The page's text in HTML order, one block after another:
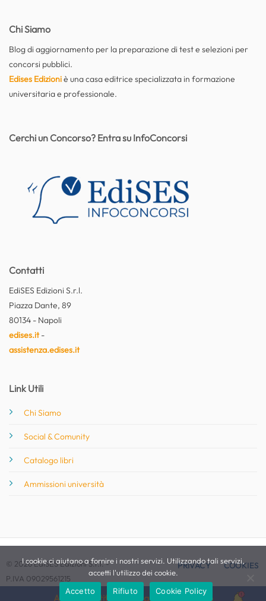
Attiva le notifiche per questo concorso
Chi Siamo
Blog di aggiornamento per la preparazione di test e selezioni per
concorsi pubblici.
Edises Edizioniè una casa editrice specializzata in formazione
universitaria e professionale.
Contatti
EdiSES Edizioni S.r.l.
Piazza Dante, 89
80134 - Napoli
edises.it-
assistenza.edises.it
Link Utili
Chi Siamo
Social & Comunity
Catalogo libri
Ammissioni università
Cerchi un Concorso? Entra su InfoConcorsi
© 2026 EdiSES Edizioni S.r.l. -
P.IVA 09029561215
PRIVACY COOKIES
I cookie ci aiutano a fornire i nostri servizi. Utilizzando tali servizi,
accetti l'utilizzo dei cookie.
Accetto
Rifiuto Cookie Policy